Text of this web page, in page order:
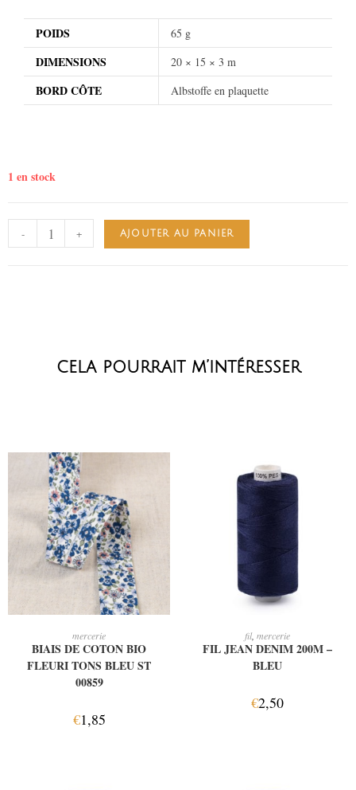
POIDS 65 g
DIMENSIONS 20 × 15 × 3 m
BORD CÔTE Albstoffe en plaquette
1 en stock
- + AJOUTER AU PANIER
cela pourrait m’intéresser
mercerie
BIAIS DE COTON BIO
FLEURI TONS BLEU ST
00859
€1,85
AJOUTER AU PANIER
fil, mercerie
FIL JEAN DENIM 200M –
BLEU
€2,50